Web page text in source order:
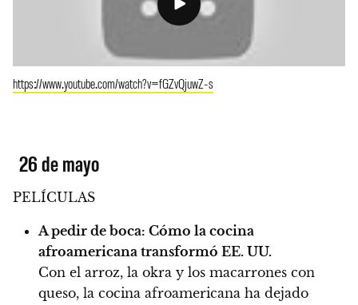
https://www.youtube.com/watch?v=fGZvQjuwZ-s
26 de mayo
PELÍCULAS
A pedir de boca: Cómo la cocina
afroamericana transformó EE. UU.
Con el arroz, la okra y los macarrones con
queso, la cocina afroamericana ha dejado